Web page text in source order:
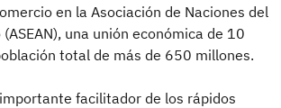
en la Asociación de Naciones del
una unión económica de 10
total de más de 650 millones.
facilitador de los rápidos